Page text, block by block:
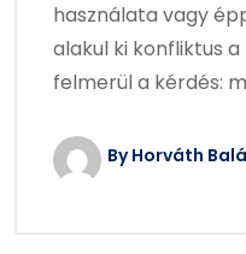
használata vagy
alakul ki konfliktus
felmerül a kérdés:
By Horváth